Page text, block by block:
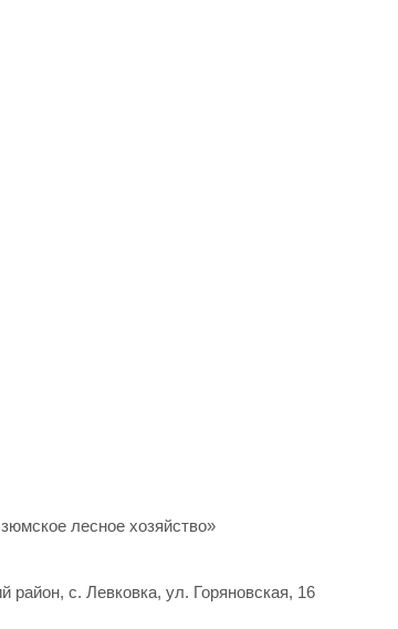
лесное хозяйство»
район, с. Левковка, ул. Горяновская, 16